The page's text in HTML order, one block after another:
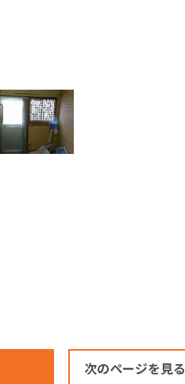
次のページを見る